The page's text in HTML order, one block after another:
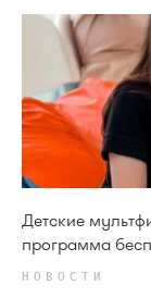
Детские
программа
НОВОСТИ